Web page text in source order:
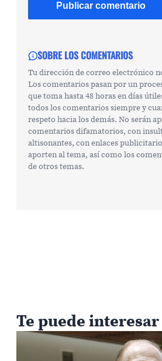
SOBRE LOS COMENTARIOS
Tu dirección de correo electrónico
Los comentarios pasan por un
que toma hasta 48 horas en días
todos los comentarios siempre y
respeto hacia los demás. No serán
comentarios difamatorios, con
altisonantes, con enlaces
aporten al tema, así como los
de otros temas.
Te puede interesar